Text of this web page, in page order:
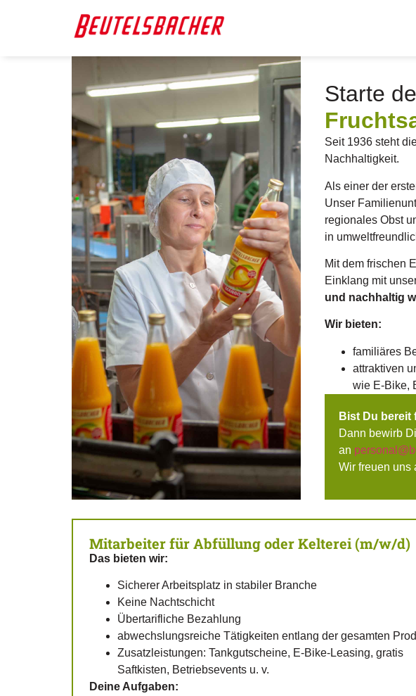
Starte
Seit 1936 steht
Nachhaltigkeit.
Als einer der
Unser
regionales Obst
in
Mit dem frischen
Einklang mit
und nachhaltig
Wir bieten:
familiäres
attraktiven
wie E-Bike,
Bist Du
Dann bewirb
an
Wir freuen uns
Mitarbeiter für Abfüllung oder Kelterei (m/w/d)
Das bieten wir:
Sicherer Arbeitsplatz in stabiler Branche
Keine Nachtschicht
Übertarifliche Bezahlung
abwechslungsreiche Tätigkeiten entlang der gesamten
Zusatzleistungen: Tankgutscheine, E-Bike-Leasing, gratis
Saftkisten, Betriebsevents u. v.
Deine Aufgaben: